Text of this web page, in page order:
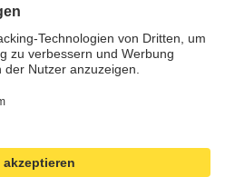
Widerruf